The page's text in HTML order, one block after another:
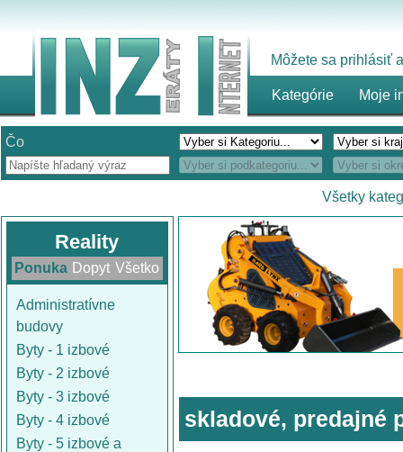
Môžete sa prihlásiť
Kategórie Moje
Čo
Všetky
Reality
Ponuka Dopyt Všetko
Administratívne
budovy
Byty - 1 izbové
Byty - 2 izbové
Byty - 3 izbové
Byty - 4 izbové
Byty - 5 izbové a
skladové, predajné